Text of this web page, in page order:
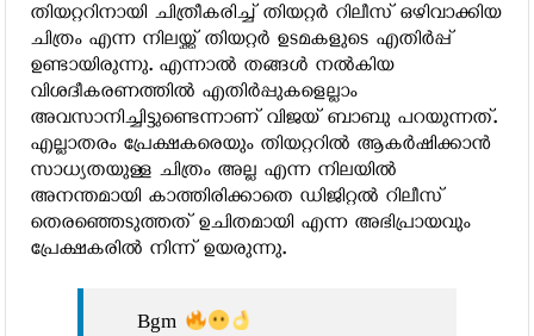
തിയറ്ററിനായി ചിത്രീകരിച്ച് തിയറ്റര്‍ റിലീസ് ഒഴിവാക്കിയ
ചിത്രം എന്ന നിലയ്ക്ക് തിയറ്റര്‍ ഉടമകളുടെ എതിര്‍പ്പ്
ഉണ്ടായിരുന്നു. എന്നാല്‍ തങ്ങള്‍ നല്‍കിയ
വിശദീകരണത്തില്‍ എതിര്‍പ്പുകളെല്ലാം
അവസാനിച്ചിട്ടുണ്ടെന്നാണ് വിജയ് ബാബു പറയുന്നത്.
എല്ലാതരം പ്രേക്ഷകരെയും തിയറ്ററില്‍ ആകര്‍ഷിക്കാന്‍
സാധ്യതയുള്ള ചിത്രം അല്ല എന്ന നിലയില്‍
അനന്തമായി കാത്തിരിക്കാതെ ഡിജിറ്റല്‍ റിലീസ്
തെരഞ്ഞെടുത്തത് ഉചിതമായി എന്ന അഭിപ്രായവും
പ്രേക്ഷകരില്‍ നിന്ന് ഉയരുന്നു.
Bgm